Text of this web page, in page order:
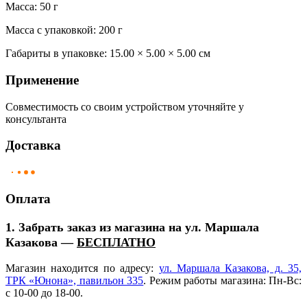
Масса: 50 г
Масса с упаковкой: 200 г
Габариты в упаковке: 15.00 × 5.00 × 5.00 см
Применение
Совместимость со своим устройством уточняйте у
консультанта
Доставка
Оплата
1. Забрать заказ из магазина на ул. Маршала
Казакова — БЕСПЛАТНО
Магазин находится по адресу: ул. Маршала Казакова, д. 35,
ТРК «Юнона», павильон 335. Режим работы магазина: Пн-Вс:
с 10-00 до 18-00.